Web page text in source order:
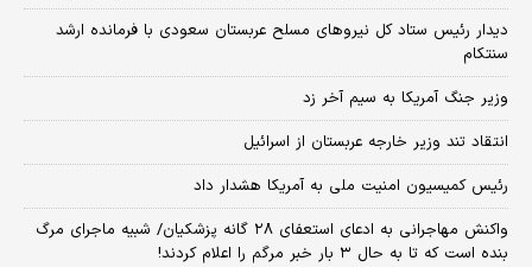
دیدار رئیس ستاد کل نیروهای مسلح عربستان سعودی با فرمانده ارشد
سنتکام
وزیر جنگ آمریکا به سیم آخر زد
انتقاد تند وزیر خارجه عربستان از اسرائیل
رئیس کمیسیون امنیت ملی به آمریکا هشدار داد
واکنش مهاجرانی به ادعای استعفای ۲۸ گانه پزشکیان/ شبیه ماجرای مرگ
بنده است که تا به حال ۳ بار خبر مرگم را اعلام کردند!